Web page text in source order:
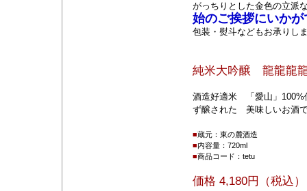
がっちりとした金色の立派
始のご挨拶にいか
包装・熨斗などもお承りし
純米大吟醸 龍龍龍
酒造好適米 「愛山」100%
ず醸された 美味しいお酒
■蔵元：東の麓酒造
■内容量：720ml
■商品コード：tetu
価格 4,180円（税込）